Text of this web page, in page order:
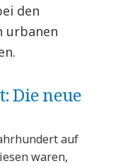
den
urbanen
Die neue
auf
waren,